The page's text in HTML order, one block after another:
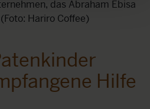
das Abraham Ebisa
Hariro Coffee)
Hilfe